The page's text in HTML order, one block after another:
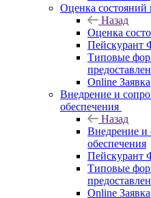
Оценка состояний
Назад
Оценка
Типовые
Online Заявка
Внедрение и
обеспечения
Назад
Внедрение и
обеспечения
Типовые
Online Заявка